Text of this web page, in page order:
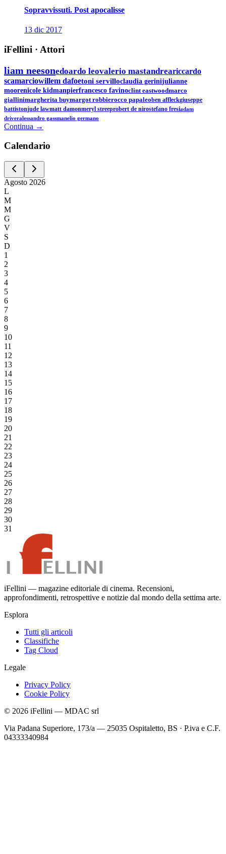
Sopravvissuti. Post apocalisse
13 dic 2017
iFellini · Attori
liam neesonedoardo leovalerio mastandreariccardo
scamarciowillem dafoetoni servilloclaudia gerinijulianne
moorenicole kidmanpierfrancesco favinoclint eastwoodmarco
giallinimargherita buymargot robbierocco papaleoben affleckgiuseppe
battistonjude lawmatt damonmeryl streeprobert de nirostefano fresiadam
driveralessandro gassmanelio germano
Continua →
Calendario
Agosto 2026
L
M
M
G
V
S
D
1
2
3
4
5
6
7
8
9
10
11
12
13
14
15
16
17
18
19
20
21
22
23
24
25
26
27
28
29
30
31
iFellini — magazine editoriale di cinema. Recensioni,
approfondimenti, retrospettive e notizie dal mondo della settima arte.
Esplora
Tutti gli articoli
Classifiche
Tag Cloud
Legale
Privacy Policy
Cookie Policy
© 2026 iFellini — MDAC srl
Via Padana Superiore, 173/a — 25035 Ospitaletto, BS · P.iva e C.F.
04333340984